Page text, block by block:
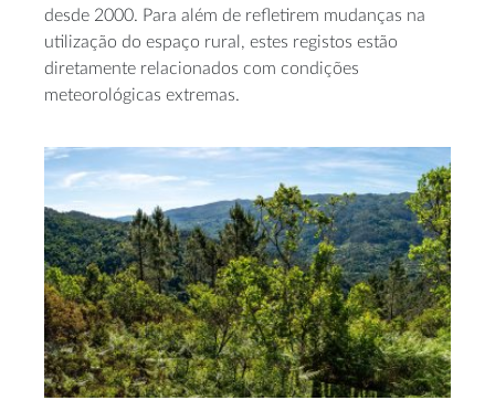
desde 2000. Para além de refletirem mudanças na
utilização do espaço rural, estes registos estão
diretamente relacionados com condições
meteorológicas extremas.